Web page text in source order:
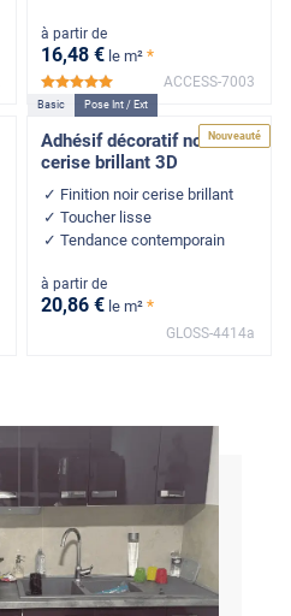
à partir de
16,48 € le m² *
ACCESS-7003
Nouveauté
Basic Pose Int / Ext
Adhésif décoratif noir
cerise brillant 3D
Finition noir cerise brillant
Toucher lisse
Tendance contemporain
à partir de
20,86 € le m² *
GLOSS-4414a